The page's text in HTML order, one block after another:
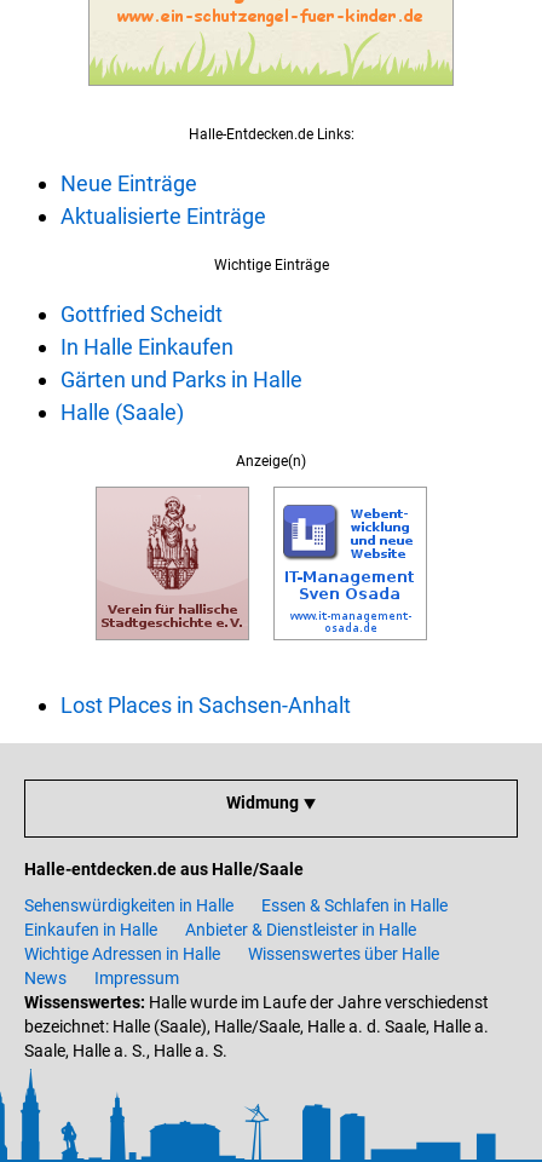
Halle-Entdecken.de Links:
Neue Einträge
Aktualisierte Einträge
Wichtige Einträge
Gottfried Scheidt
In Halle Einkaufen
Gärten und Parks in Halle
Halle (Saale)
Anzeige(n)
Lost Places in Sachsen-Anhalt
Widmung ⯆
Halle-entdecken.de aus Halle/Saale
Sehenswürdigkeiten in Halle
Essen & Schlafen in Halle
Einkaufen in Halle
Anbieter & Dienstleister in Halle
Wichtige Adressen in Halle
Wissenswertes über Halle
News
Impressum
Wissenswertes: Halle wurde im Laufe der Jahre verschiedenst
bezeichnet: Halle (Saale), Halle/Saale, Halle a. d. Saale, Halle a.
Saale, Halle a. S., Halle a. S.